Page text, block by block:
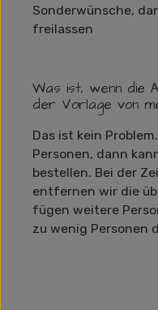
Sonderwünsche,
freilassen
Was ist, wenn die
der Vorlage von
Das ist kein
Personen, dann
bestellen. Bei der
entfernen wir die
fügen weitere
zu wenig Personen